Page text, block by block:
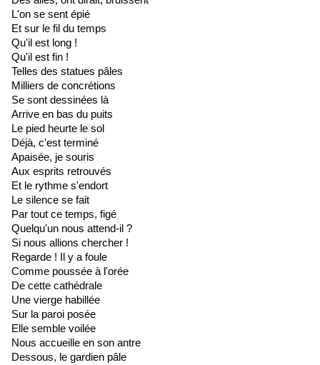
L'on se sent épié
Et sur le fil du temps
Qu'il est long !
Qu'il est fin !
Telles des statues pâles
Milliers de concrétions
Se sont dessinées là
Arrive en bas du puits
Le pied heurte le sol
Déjà, c'est terminé
Apaisée, je souris
Aux esprits retrouvés
Et le rythme s'endort
Le silence se fait
Par tout ce temps, figé
Quelqu'un nous attend-il ?
Si nous allions chercher !
Regarde ! Il y a foule
Comme poussée à l'orée
De cette cathédrale
Une vierge habillée
Sur la paroi posée
Elle semble voilée
Nous accueille en son antre
Dessous, le gardien pâle